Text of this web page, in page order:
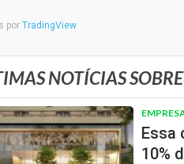
Marca
por TradingView
NOTÍCIAS
Essa
10%